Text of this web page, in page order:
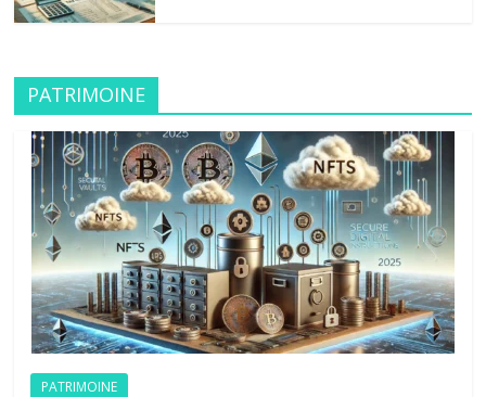
PATRIMOINE
PATRIMOINE